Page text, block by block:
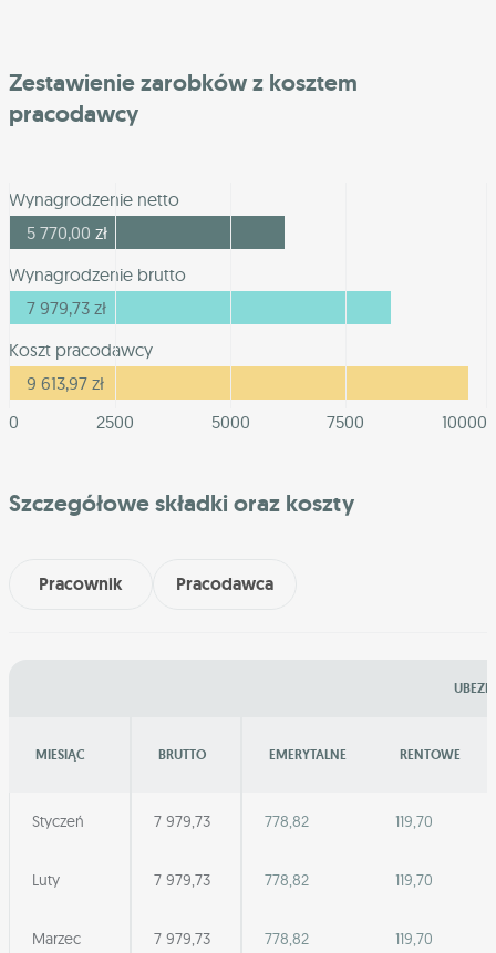
Zestawienie zarobków z kosztem
pracodawcy
Wynagrodzenie netto
5 770,00 zł
Wynagrodzenie brutto
7 979,73 zł
Koszt pracodawcy
9 613,97 zł
0
2500 5000 7500 10000
Szczegółowe składki oraz koszty
Pracownik Pracodawca
MIESIĄC BRUTTO EMERYTALNE RENTOWE
Styczeń 7 979,73 778,82 119,70
Luty 7 979,73 778,82 119,70
Marzec 7 979,73 778,82 119,70